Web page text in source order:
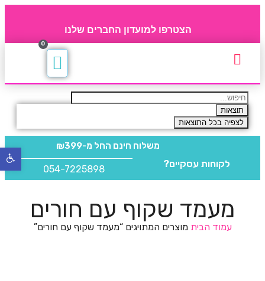
הצטרפו למועדון החברים שלנו
0
תוצאות
לצפיה בכל התוצאות
משלוח חינם החל מ-₪399
לקוחות עסקיים? 054-7225898
מעמד שקוף עם חורים
עמוד הביתמוצרים המתויגים “מעמד שקוף עם חורים”
פתח